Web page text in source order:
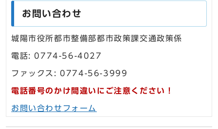
お問い合わせ
城陽市役所都市整備部都市政策課交通政策係
電話: 0774-56-4027
ファックス: 0774-56-3999
電話番号のかけ間違いにご注意ください！
お問い合わせフォーム